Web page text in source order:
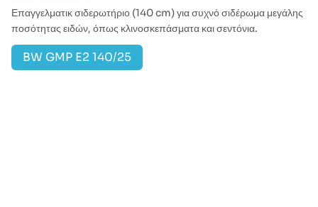
Επαγγελματικ σιδερωτήριο (140 cm) για συχνό σιδέρωμα μεγάλης
ποσότητας ειδών, όπως κλινοσκεπάσματα και σεντόνια.
BW GMP E2 140/25